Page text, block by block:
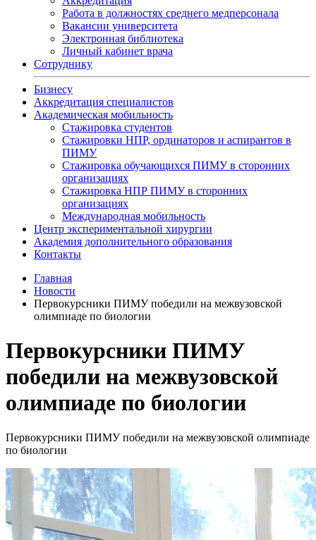
Работа в должностях среднего медперсонала
Вакансии университета
Электронная библиотека
Личный кабинет врача
Сотруднику
Бизнесу
Аккредитация специалистов
Академическая мобильность
Стажировка студентов
Стажировки НПР, ординаторов и аспирантов в
ПИМУ
Стажировка обучающихся ПИМУ в сторонних
организациях
Стажировка НПР ПИМУ в сторонних
организациях
Международная мобильность
Центр экспериментальной хирургии
Академия дополнительного образования
Контакты
Главная
Новости
Первокурсники ПИМУ победили на межвузовской
олимпиаде по биологии
Первокурсники ПИМУ
победили на межвузовской
олимпиаде по биологии
Первокурсники ПИМУ победили на межвузовской олимпиаде
по биологии